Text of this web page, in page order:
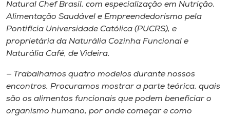
Natural Chef Brasil, com especialização em Nutrição,
Alimentação Saudável e Empreendedorismo pela
Pontifícia Universidade Católica (PUCRS), e
proprietária da Naturália Cozinha Funcional e
Naturália Café, de Videira.
— Trabalhamos quatro modelos durante nossos
encontros. Procuramos mostrar a parte teórica, quais
são os alimentos funcionais que podem beneficiar o
organismo humano, por onde começar e como